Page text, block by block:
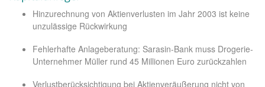
Hinzurechnung von Aktienverlusten im Jahr 2003 ist keine
unzulässige Rückwirkung
Fehlerhafte Anlageberatung: Sarasin-Bank muss Drogerie-
Unternehmer Müller rund 45 Millionen Euro zurückzahlen
Verlustberücksichtigung bei Aktienveräußerung nicht von